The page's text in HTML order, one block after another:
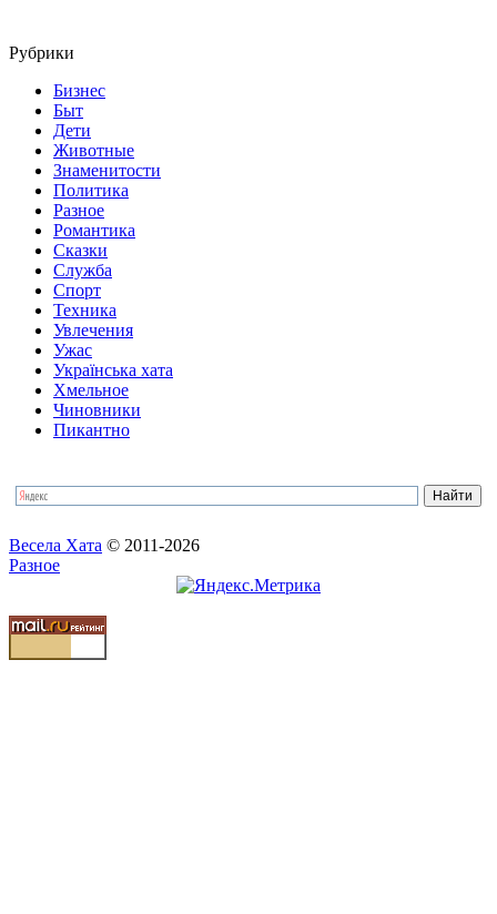
Рубрики
Бизнес
Быт
Дети
Животные
Знаменитости
Политика
Разное
Романтика
Сказки
Служба
Спорт
Техника
Увлечения
Ужас
Українська хата
Хмельное
Чиновники
Пикантно
Весела Хата © 2011-2026
Разное